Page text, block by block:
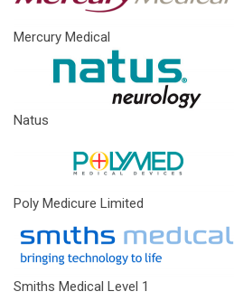
Mercury Medical
Natus
Poly Medicure Limited
Smiths Medical Level 1